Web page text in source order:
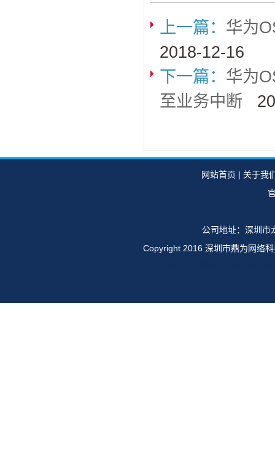
上一篇： 华为
2018-12-16
下一篇： 华为
至业务中断
网站首页 | 关于我
公司地址：深圳市
Copyright 2016 深圳市鼎为网络